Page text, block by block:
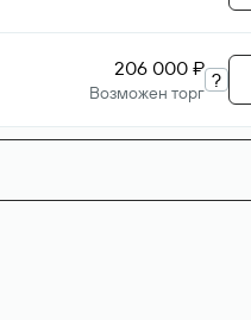
206 000 ₽
Возможен торг
?